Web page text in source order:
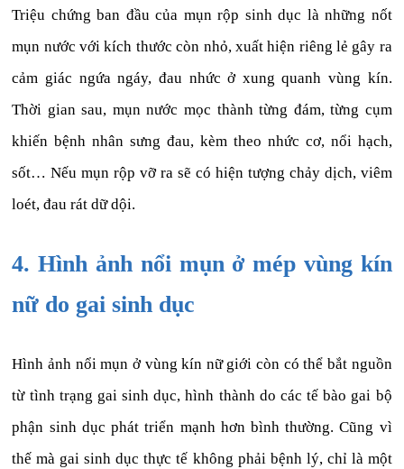
Triệu chứng ban đầu của mụn rộp sinh dục là những nốt
mụn nước với kích thước còn nhỏ, xuất hiện riêng lẻ gây ra
cảm giác ngứa ngáy, đau nhức ở xung quanh vùng kín.
Thời gian sau, mụn nước mọc thành từng đám, từng cụm
khiến bệnh nhân sưng đau, kèm theo nhức cơ, nổi hạch,
sốt… Nếu mụn rộp vỡ ra sẽ có hiện tượng chảy dịch, viêm
loét, đau rát dữ dội.
4. Hình ảnh nổi mụn ở mép vùng kín
nữ do gai sinh dục
Hình ảnh nổi mụn ở vùng kín nữ giới còn có thể bắt nguồn
từ tình trạng gai sinh dục, hình thành do các tế bào gai bộ
phận sinh dục phát triển mạnh hơn bình thường. Cũng vì
thế mà gai sinh dục thực tế không phải bệnh lý, chỉ là một